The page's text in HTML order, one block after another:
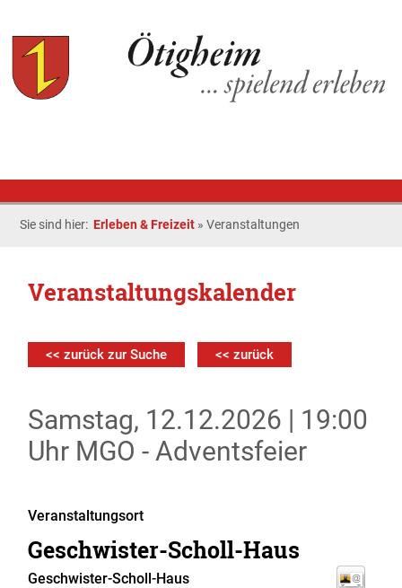
Sie sind hier: Erleben & Freizeit »Veranstaltungen
Veranstaltungskalender
<< zurück zur Suche << zurück
Samstag, 12.12.2026 | 19:00
Uhr MGO - Adventsfeier
Veranstaltungsort
Geschwister-Scholl-Haus
Geschwister-Scholl-Haus